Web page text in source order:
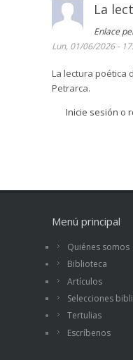
La
Enlace
Lun, 01/06/2026 -
La lectura poética
Petrarca.
Inicie sesión o
Menú principal
Quiénes somos
Biblioteca
Artículos
Selecciones
Tertulias
Escríbenos